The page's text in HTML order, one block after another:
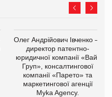
Олег Андрійович Івченко —
директор патентно-
юридичної компанії «Вайз
Груп», консалтингової
компанії «Парето» та
маркетингової агенції
Myka Agency.